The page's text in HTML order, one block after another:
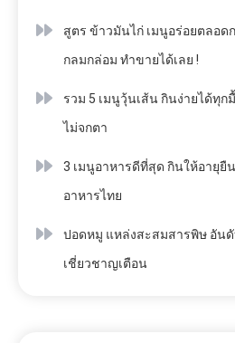
สูตร ข้าวมันไก่ เมนูอร่อยตลอด
กลมกล่อม ทำขายได้เลย !
รวม 5 เมนูวุ้นเส้น กินง่ายได้ทุก
ไม่จกตา
3 เมนูอาหารดีที่สุด กินให้อายุยื
อาหารไทย
ปอดหมู แหล่งสะสมสารพิษ อัน
เชี่ยวชาญเตือน